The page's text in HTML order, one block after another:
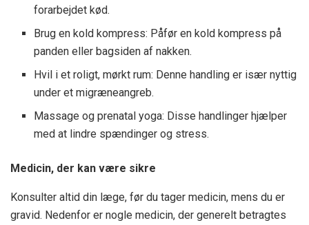
forarbejdet kød.
Brug en kold kompress: Påfør en kold kompress på
panden eller bagsiden af ​​nakken.
Hvil i et roligt, mørkt rum: Denne handling er især nyttig
under et migræneangreb.
Massage og prenatal yoga: Disse handlinger hjælper
med at lindre spændinger og stress.
Medicin, der kan være sikre
Konsulter altid din læge, før du tager medicin, mens du er
gravid. Nedenfor er nogle medicin, der generelt betragtes